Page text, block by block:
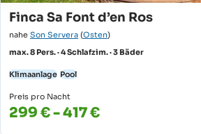
Finca Sa Font d’en Ros
nahe Son Servera (Osten)
max. 8 Pers. · 4 Schlafzim. · 3 Bäder
Klimaanlage Pool
Preis pro Nacht
299 € - 417 €